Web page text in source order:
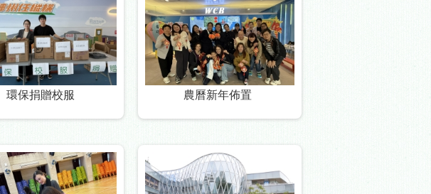
環保捐贈校服 農曆新年佈置